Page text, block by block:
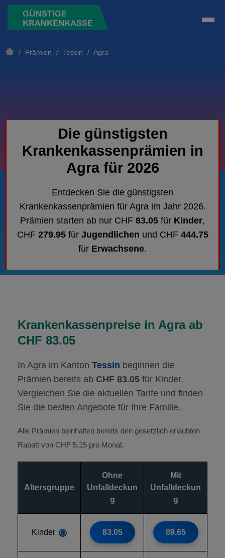
/ Prämien / Tessin / Agra
Die günstigsten
Krankenkassenprämien in
Agra für 2026
Entdecken Sie die günstigsten
Krankenkassenprämien für Agra im Jahr 2026.
Prämien starten ab nur CHF 83.05 für Kinder,
CHF 279.95für Jugendlichen und CHF 444.75
für Erwachsene.
Krankenkassenpreise in Agra ab
CHF 83.05
In Agra im Kanton Tessin beginnen die
Prämien bereits ab CHF 83.05 für Kinder.
Vergleichen Sie die aktuellen Tarife und finden
Sie die besten Angebote für Ihre Familie.
Alle Prämien beinhalten bereits den gesetzlich erlaubten
Rabatt von CHF 5.15 pro Monat.
Altersgruppe
Ohne
Unfalldeckun
g
Mit
Unfalldeckun
g
Kinder ⓘ 83.05 89.65